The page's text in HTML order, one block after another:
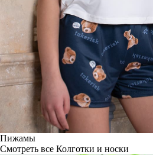
Пижамы
Смотреть все Колготки и носки